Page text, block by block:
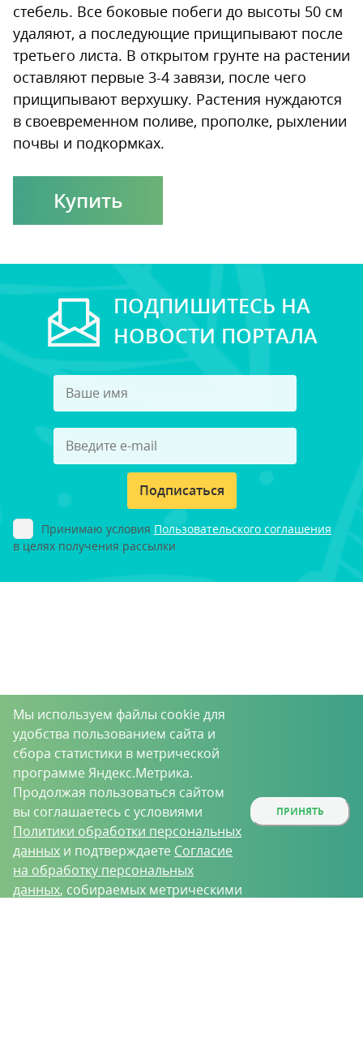
стебель. Все боковые побеги до высоты 50 см
удаляют, а последующие прищипывают после
третьего листа. В открытом грунте на растении
оставляют первые 3-4 завязи, после чего
прищипывают верхушку. Растения нуждаются
в своевременном поливе, прополке, рыхлении
почвы и подкормках.
Купить
ПОДПИШИТЕСЬ НА
НОВОСТИ ПОРТАЛА
Подписаться
Принимаю условия Пользовательского соглашения
в целях получения рассылки
Мы используем файлы cookie для
удобства пользованием сайта и
сбора статистики в метрической
программе Яндекс.Метрика.
Продолжая пользоваться сайтом
вы соглашаетесь с условиями
Политики обработки персональных
данных и подтверждаете Согласие
на обработку персональных
данных, собираемых метрическими
ПРИНЯТЬ